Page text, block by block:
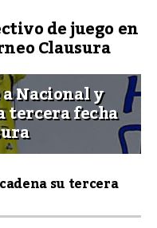
de juego en
Clausura
Nacional y
fecha
su tercera